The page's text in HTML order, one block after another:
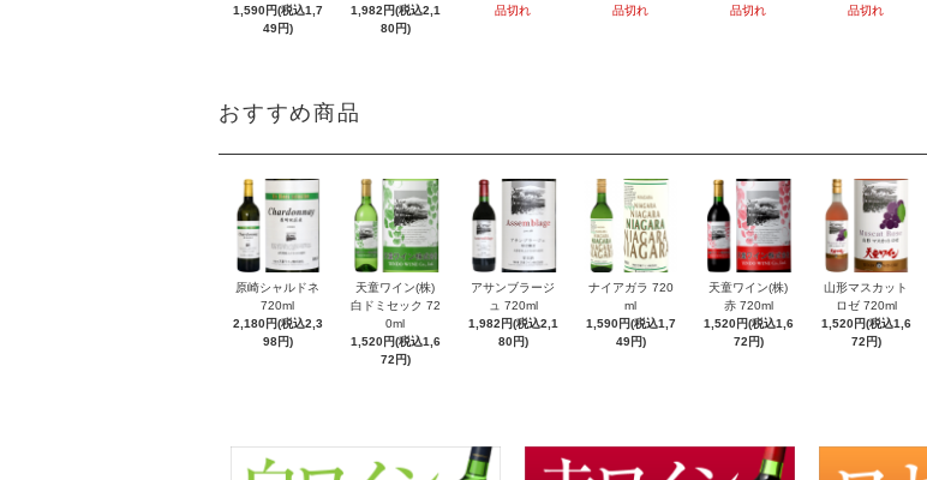
1,590円(税込1,7
49円)
1,982円(税込2,1
80円)
品切れ
品切れ
品切れ
品切れ
おすすめ商品
原崎シャルドネ
720ml
2,180円(税込2,3
98円)
天童ワイン(株)
白ドミセック 72
0ml
1,520円(税込1,6
72円)
アサンブラージ
ュ 720ml
1,982円(税込2,1
80円)
ナイアガラ 720
ml
1,590円(税込1,7
49円)
天童ワイン(株)
赤 720ml
1,520円(税込1,6
72円)
山形マスカット
ロゼ 720ml
1,520円(税込1,6
72円)